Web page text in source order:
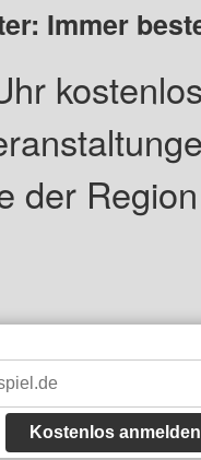
Immer
der
Kostenlos anmelden